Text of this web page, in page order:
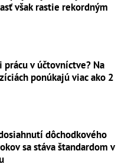
však rastie rekordným
prácu v účtovníctve? Na
ponúkajú viac ako 2
dôchodkového
sa stáva štandardom v